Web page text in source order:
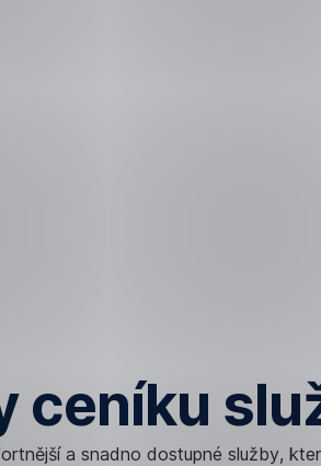
ceníku
a snadno dostupné služby,